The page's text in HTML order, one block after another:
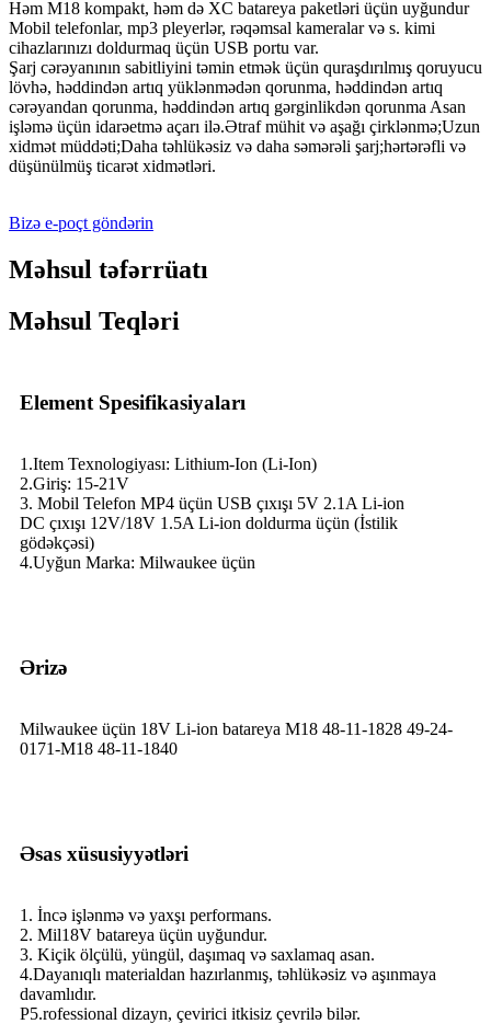
Həm M18 kompakt, həm də XC batareya paketləri üçün uyğundur
Mobil telefonlar, mp3 pleyerlər, rəqəmsal kameralar və s. kimi
cihazlarınızı doldurmaq üçün USB portu var.
Şarj cərəyanının sabitliyini təmin etmək üçün quraşdırılmış qoruyucu
lövhə, həddindən artıq yüklənmədən qorunma, həddindən artıq
cərəyandan qorunma, həddindən artıq gərginlikdən qorunma Asan
işləmə üçün idarəetmə açarı ilə.Ətraf mühit və aşağı çirklənmə;Uzun
xidmət müddəti;Daha təhlükəsiz və daha səmərəli şarj;hərtərəfli və
düşünülmüş ticarət xidmətləri.
Bizə e-poçt göndərin
Məhsul təfərrüatı
Məhsul Teqləri
Element Spesifikasiyaları
1.Item Texnologiyası: Lithium-Ion (Li-Ion)
2.Giriş: 15-21V
3. Mobil Telefon MP4 üçün USB çıxışı 5V 2.1A Li-ion
DC çıxışı 12V/18V 1.5A Li-ion doldurma üçün (İstilik
gödəkçəsi)
4.Uyğun Marka: Milwaukee üçün
Ərizə
Milwaukee üçün 18V Li-ion batareya M18 48-11-1828 49-24-
0171-M18 48-11-1840
Əsas xüsusiyyətləri
1. İncə işlənmə və yaxşı performans.
2. Mil18V batareya üçün uyğundur.
3. Kiçik ölçülü, yüngül, daşımaq və saxlamaq asan.
4.Dayanıqlı materialdan hazırlanmış, təhlükəsiz və aşınmaya
davamlıdır.
P5.rofessional dizayn, çevirici itkisiz çevrilə bilər.